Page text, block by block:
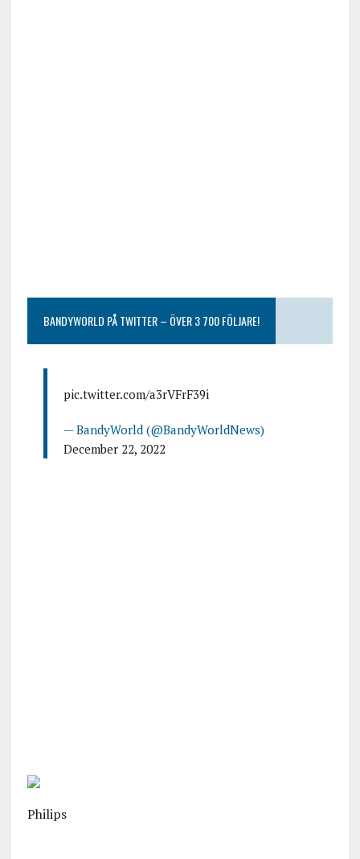
BANDYWORLD PÅ TWITTER – ÖVER 3 700 FÖLJARE!
pic.twitter.com/a3rVFrF39i
— BandyWorld (@BandyWorldNews)
December 22, 2022
Philips